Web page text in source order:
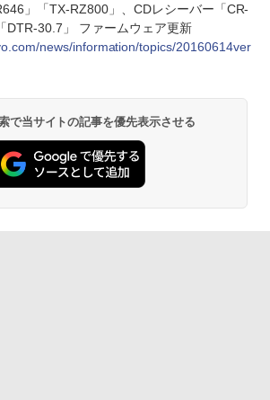
」「TX-RZ800」、CDレシーバー「CR-
DTR-30.7」 ファームウェア更新
news/information/topics/20160614ver
で当サイトの記事を優先表示させる